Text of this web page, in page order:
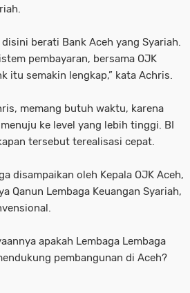
berati Bank Aceh yang Syariah.
pembayaran, bersama OJK
itu semakin lengkap,” kata Achris.
memang butuh waktu, karena
ke level yang lebih tinggi. BI
tersebut terealisasi cepat.
disampaikan oleh Kepala OJK Aceh,
Qanun Lembaga Keuangan Syariah,
apakah Lembaga Lembaga
pembangunan di Aceh?